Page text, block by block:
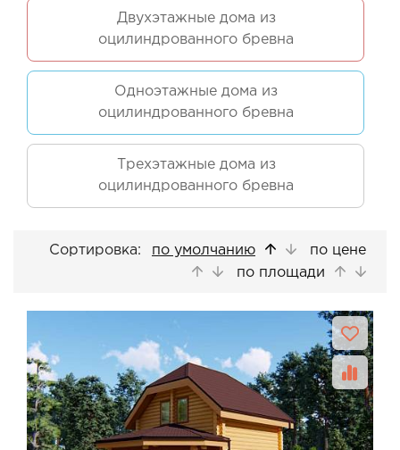
Двухэтажные дома из
оцилиндрованного бревна
Одноэтажные дома из
оцилиндрованного бревна
Трехэтажные дома из
оцилиндрованного бревна
Сортировка: по умолчанию
по цене
по площади